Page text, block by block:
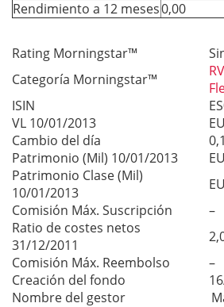
Rendimiento a 12 meses0,00
Rating Morningstar™
Categoría Morningstar™
ISIN
VL 10/01/2013
Cambio del día
Patrimonio (Mil) 10/01/2013
Patrimonio Clase (Mil)
10/01/2013
Comisión Máx. Suscripción
–
Ratio de costes netos
31/12/2011
Comisión Máx. Reembolso
–
Creación del fondo
Nombre del gestor